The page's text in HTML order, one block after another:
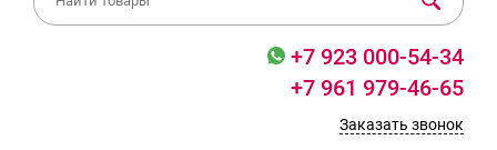
+7 923 000-54-34
+7 961 979-46-65
Заказать звонок